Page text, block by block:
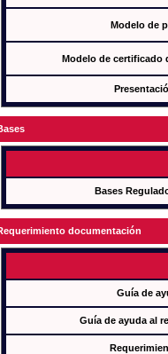
Modelo de
Modelo de certificado
Bases
documentación
Guía de
Guía de ayuda al